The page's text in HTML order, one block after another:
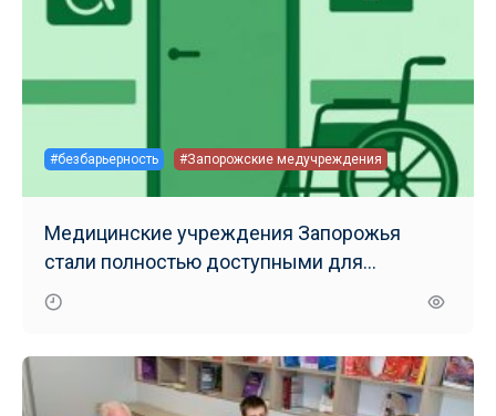
#безбарьерность #Запорожские медучреждения
Медицинские учреждения Запорожья
стали полностью доступными для
маломобильных групп населения